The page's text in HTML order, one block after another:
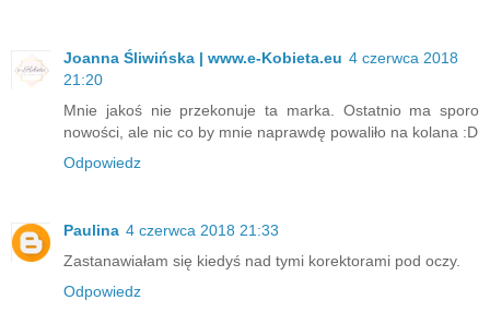
Joanna Śliwińska | www.e-Kobieta.eu 4 czerwca 2018
21:20
Mnie jakoś nie przekonuje ta marka. Ostatnio ma sporo
nowości, ale nic co by mnie naprawdę powaliło na kolana :D
Odpowiedz
Paulina 4 czerwca 2018 21:33
Zastanawiałam się kiedyś nad tymi korektorami pod oczy.
Odpowiedz